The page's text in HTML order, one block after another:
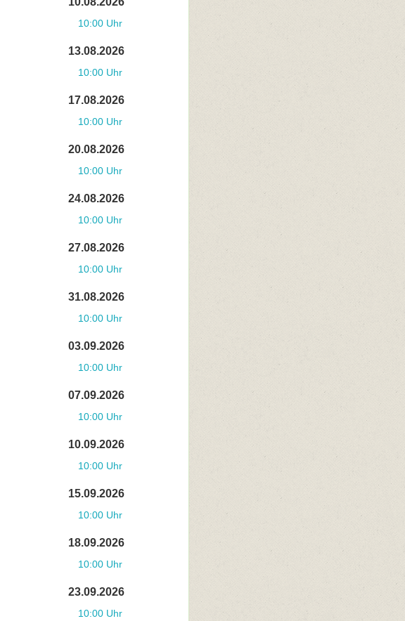
10:00 Uhr
13.08.2026
10:00 Uhr
17.08.2026
10:00 Uhr
20.08.2026
10:00 Uhr
24.08.2026
10:00 Uhr
27.08.2026
10:00 Uhr
31.08.2026
10:00 Uhr
03.09.2026
10:00 Uhr
07.09.2026
10:00 Uhr
10.09.2026
10:00 Uhr
15.09.2026
10:00 Uhr
18.09.2026
10:00 Uhr
23.09.2026
10:00 Uhr